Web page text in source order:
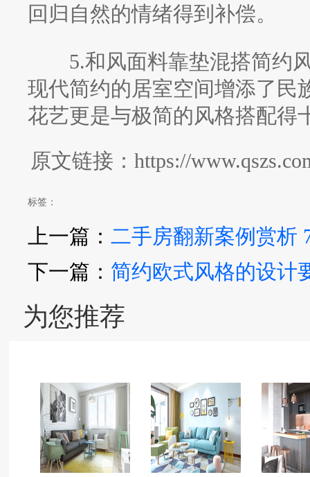
回归自然的情绪得到补偿。
5.和风面料靠垫混搭简约风
现代简约的居室空间增添了民
花艺更是与极简的风格搭配得
原文链接：https://
标签：
上一篇： 二手房翻新案例赏析
下一篇： 简约欧式风格的设计
为您推荐